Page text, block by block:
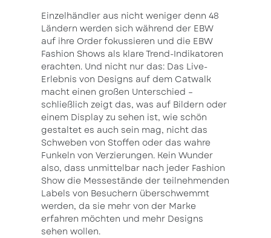
Einzelhändler aus nicht weniger denn 48
Ländern werden sich während der EBW
auf ihre Order fokussieren und die EBW
Fashion Shows als klare Trend-Indikatoren
erachten. Und nicht nur das: Das Live-
Erlebnis von Designs auf dem Catwalk
macht einen großen Unterschied –
schließlich zeigt das, was auf Bildern oder
einem Display zu sehen ist, wie schön
gestaltet es auch sein mag, nicht das
Schweben von Stoffen oder das wahre
Funkeln von Verzierungen. Kein Wunder
also, dass unmittelbar nach jeder Fashion
Show die Messestände der teilnehmenden
Labels von Besuchern überschwemmt
werden, da sie mehr von der Marke
erfahren möchten und mehr Designs
sehen wollen.